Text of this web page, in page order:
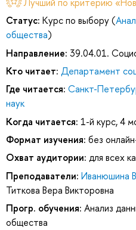
Статус: Курс по выбору (
общества)
Направление: 39.04.01.
Кто читает: Департамент
Где читается: Санкт-
наук
Когда читается: 1-й курс, 4
Формат изучения: без
Охват аудитории: для всех
Преподаватели: Иванюшина
Титкова Вера Викторовна
Прогр. обучения: Анализ
общества